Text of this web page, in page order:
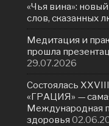
«Чья вина»:
слов, сказанных
Медитация и
прошла
29.07.2026
Состоялась
«ГРАЦИЯ» —
Международная
здоровья